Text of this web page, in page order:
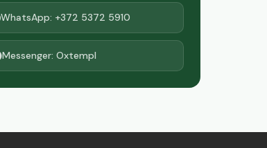
WhatsApp: +372 5372 5910
Messenger: Oxtempl